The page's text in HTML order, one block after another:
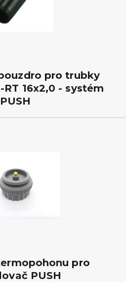
pro trubky
RT 16x2,0 - systém
PUSH
pro
PUSH